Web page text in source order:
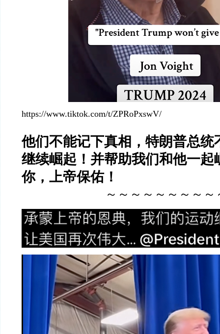
https://www.tiktok.com/t/ZPRoPxswV/
他们不能记下真相，特朗普总统
继续崛起！并帮助我们和他一起
你，上帝保佑！
～～～～～～～～～